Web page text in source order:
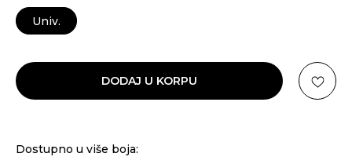
Univ.
DODAJ U KORPU
Dostupno u više boja: